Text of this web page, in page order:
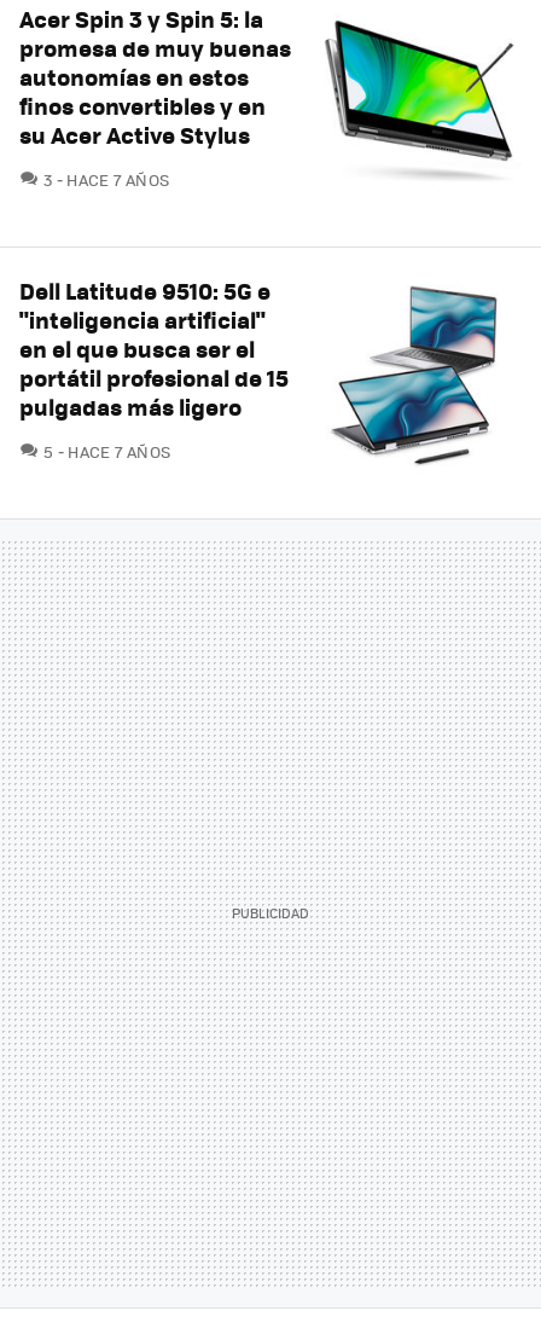
Acer Spin 3 y Spin 5: la
promesa de muy buenas
autonomías en estos
finos convertibles y en
su Acer Active Stylus
3 COMENTARIOS
HACE 7 AÑOS
Dell Latitude 9510: 5G e
"inteligencia artificial"
en el que busca ser el
portátil profesional de 15
pulgadas más ligero
5 COMENTARIOS
HACE 7 AÑOS